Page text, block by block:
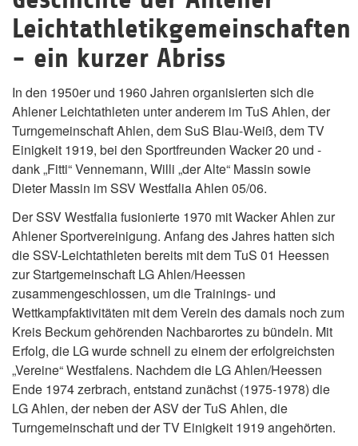
Leichtathletikgemeinschaften
- ein kurzer Abriss
In den 1950er und 1960 Jahren organisierten sich die
Ahlener Leichtathleten unter anderem im TuS Ahlen, der
Turngemeinschaft Ahlen, dem SuS Blau-Weiß, dem TV
Einigkeit 1919, bei den Sportfreunden Wacker 20 und -
dank „Fitti“ Vennemann, Willi „der Alte“ Massin sowie
Dieter Massin im SSV Westfalia Ahlen 05/06.
Der SSV Westfalia fusionierte 1970 mit Wacker Ahlen zur
Ahlener Sportvereinigung. Anfang des Jahres hatten sich
die SSV-Leichtathleten bereits mit dem TuS 01 Heessen
zur Startgemeinschaft LG Ahlen/Heessen
zusammengeschlossen, um die Trainings- und
Wettkampfaktivitäten mit dem Verein des damals noch zum
Kreis Beckum gehörenden Nachbarortes zu bündeln. Mit
Erfolg, die LG wurde schnell zu einem der erfolgreichsten
„Vereine“ Westfalens. Nachdem die LG Ahlen/Heessen
Ende 1974 zerbrach, entstand zunächst (1975-1978) die
LG Ahlen, der neben der ASV der TuS Ahlen, die
Turngemeinschaft und der TV Einigkeit 1919 angehörten.